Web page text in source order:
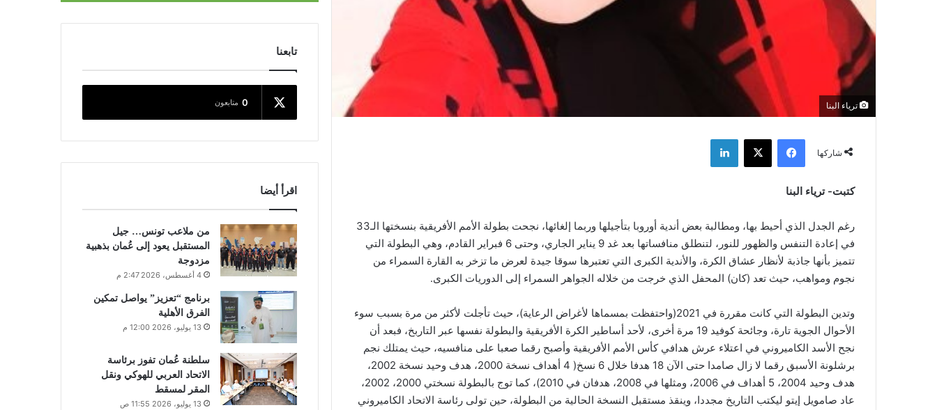
ترياء البنا
شاركها
فيسبوك ‫X لينكدإن
كتبت- ترياء البنا
رغم الجدل الذي أحيط بها، ومطالبة بعض أندية أوروبا بتأجيلها وربما إلغائها، نجحت بطولة الأمم الأفريقية بنسختها الـ33
في إعادة التنفس والظهور للنور، لتنطلق منافساتها بعد غد 9 يناير الجاري، وحتى 6 فبراير القادم، وهي البطولة التي
تتميز بأنها جاذبة لأنظار عشاق الكرة، والأندية الكبرى التي تعتبرها سوقا جيدة لعرض ما تزخر به القارة السمراء من
نجوم ومواهب، حيث تعد (كان) المحفل الذي خرجت من خلاله الجواهر السمراء إلى الدوريات الكبرى.
وتدين البطولة التي كانت مقررة في 2021(واحتفظت بمسماها لأغراض الرعاية)، حيث تأجلت لأكثر من مرة بسبب سوء
الأحوال الجوية تارة، وجائحة كوفيد 19 مرة أخرى، لأحد أساطير الكرة الأفريقية والبطولة نفسها عبر التاربخ، فبعد أن
نجح الأسد الكاميروني في اعتلاء عرش هدافي كأس الأمم الأفريقية وأصبح رقما صعبا على منافسيه، حيث يمتلك نجم
برشلونة الأسبق رقما لا زال صامدا حتى الآن 18 هدفا خلال 6 نسخ( 4 أهداف نسخة 2000، هدف وحيد نسخة 2002،
هدف وحيد 2004، 5 أهداف في 2006، ومثلها في 2008، هدفان في 2010)، كما توج بالبطولة نسختي 2000، 2002،
عاد صامويل إيتو ليكتب التاريخ مجددا، وينقذ مستقبل النسخة الحالية من البطولة، حين تولى رئاسة الاتحاد الكاميروني
تابعنا
0 متابعون
اقرأ أيضا
من ملاعب تونس… جيل
المستقبل يعود إلى عُمان بذهبية
مزدوجة
4 أغسطس، 2026 2:47 م
برنامج “تعزيز” يواصل تمكين
الفرق الأهلية
13 يوليو، 2026 12:00 م
سلطنة عُمان تفوز برئاسة
الاتحاد العربي للهوكي ونقل
المقر لمسقط
13 يوليو، 2026 11:55 ص